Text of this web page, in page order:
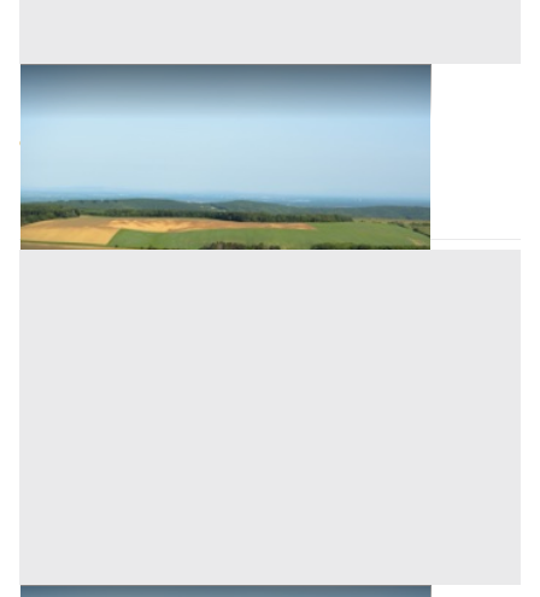
Terreni all'asta a Bonarcado
9.298 €
Asta chiusa